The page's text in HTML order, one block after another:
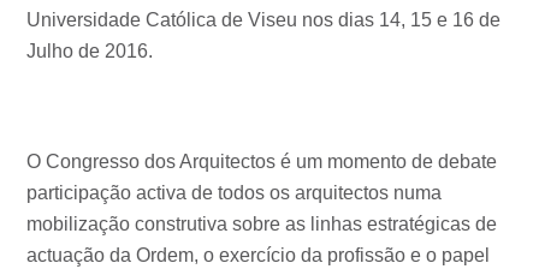
Universidade Católica de Viseu nos dias 14, 15 e 16 de
Julho de 2016.
O Congresso dos Arquitectos é um momento de debate
participação activa de todos os arquitectos numa
mobilização construtiva sobre as linhas estratégicas de
actuação da Ordem, o exercício da profissão e o papel